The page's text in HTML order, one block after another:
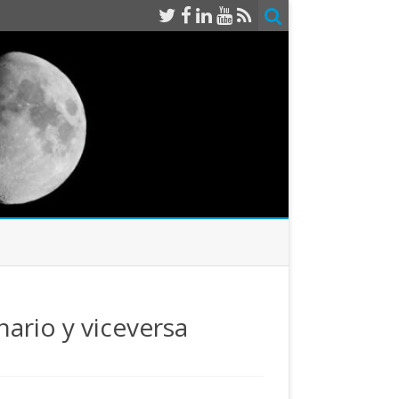
y viceversa